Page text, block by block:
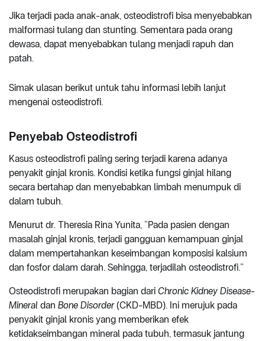
Jika terjadi pada anak-anak, osteodistrofi bisa menyebabkan
malformasi tulang dan stunting. Sementara pada orang
dewasa, dapat menyebabkan tulang menjadi rapuh dan
patah.
Simak ulasan berikut untuk tahu informasi lebih lanjut
mengenai osteodistrofi.
Penyebab Osteodistrofi
Kasus osteodistrofi paling sering terjadi karena adanya
penyakit ginjal kronis. Kondisi ketika fungsi ginjal hilang
secara bertahap dan menyebabkan limbah menumpuk di
dalam tubuh.
Menurut dr. Theresia Rina Yunita, “Pada pasien dengan
masalah ginjal kronis, terjadi gangguan kemampuan ginjal
dalam mempertahankan keseimbangan komposisi kalsium
dan fosfor dalam darah. Sehingga, terjadilah osteodistrofi.”
Osteodistrofi merupakan bagian dari Chronic Kidney Disease-
Mineral dan Bone Disorder(CKD-MBD). Ini merujuk pada
penyakit ginjal kronis yang memberikan efek
ketidakseimbangan mineral pada tubuh, termasuk jantung